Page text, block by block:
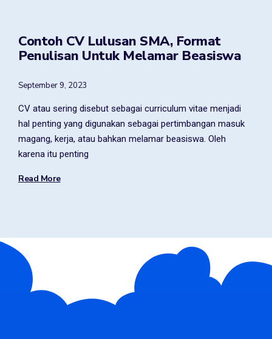
Contoh CV Lulusan SMA, Format
Penulisan Untuk Melamar Beasiswa
September 9, 2023
CV atau sering disebut sebagai curriculum vitae menjadi
hal penting yang digunakan sebagai pertimbangan masuk
magang, kerja, atau bahkan melamar beasiswa. Oleh
karena itu penting
Read More